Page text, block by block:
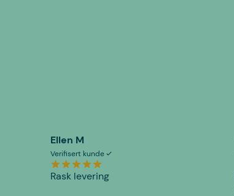
Ellen M
Verifisert kunde
Rask levering